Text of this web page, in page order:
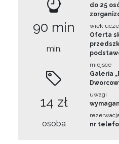
90 min
min.
14 zł
osoba
do 25
wiek
Oferta
miejsce
Galeria
uwagi
nr